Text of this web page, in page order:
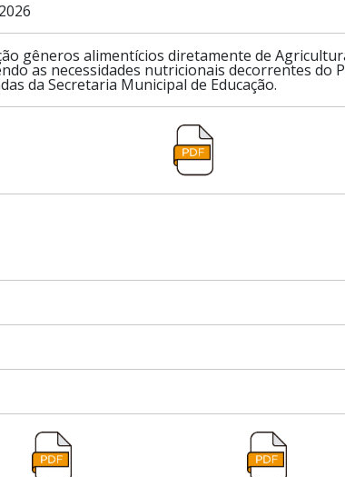
gêneros alimentícios diretamente de
as necessidades nutricionais decorrentes do
da Secretaria Municipal de Educação.